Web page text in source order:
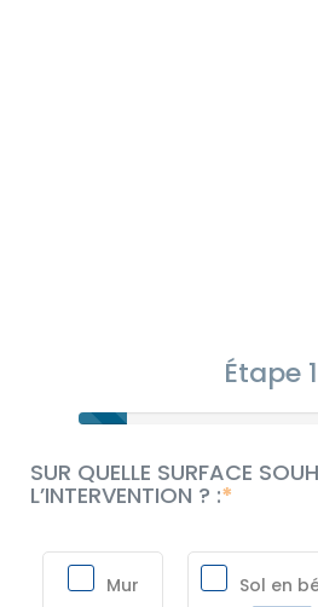
Étape 1
SUR QUELLE SURFACE
L’INTERVENTION ? :
Mur Sol en